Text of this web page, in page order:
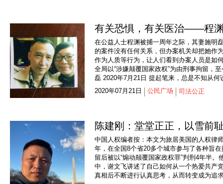
有关恐惧，有关医治——程
在公益人士程渊被捕一周年之际，其妻施明
的案件没有任何关系，但办案机关却把她作
作为人质等行为，让人们看到办案人员是如
全局以“涉嫌颠覆国家政权”为由刑事拘留
磊 2020年7月21日 提起笔来，总是不知从
2020年07月21日
公民广场 司法公正
陈建刚：堂堂正正，以雪
中国人权编者按：本文为旅居美国的人权律
年，在全国8个省20多个城市参与了各种旨
留后被以“煽动颠覆国家政权罪”判刑4年半
中，谢文飞讲述了自己如何从一个热爱共产
真相后不断进行认真思考，从而转变成为追